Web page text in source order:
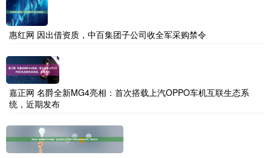
惠红网 因出借资质，中百集团子公司收全军采购禁令
嘉正网 名爵全新MG4亮相：首次搭载上汽OPPO车机互联生态系
统，近期发布